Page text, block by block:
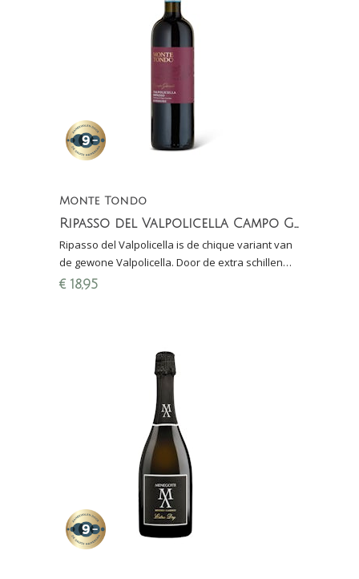
Monte Tondo
Ripasso del Valpolicella Campo Grande
Ripasso del Valpolicella is de chique variant van
de gewone Valpolicella. Door de extra schillen
van de Amarone ontstaat een krachtige en volle
€ 18,95